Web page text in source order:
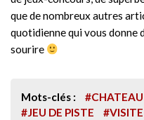
que de nombreux autres
quotidienne qui vous donne
sourire
Mots-clés : #CHATEAU
#JEU DE PISTE